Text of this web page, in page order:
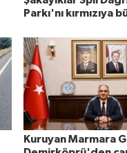
Parkı'nı kırmızıya
Kuruyan Marmara